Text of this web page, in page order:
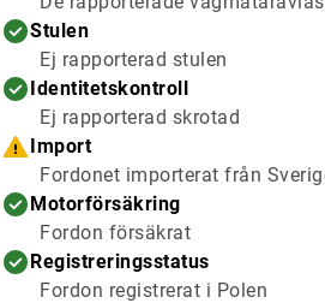
Stulen
Ej rapporterad stulen
Identitetskontroll
Ej rapporterad skrotad
Import
Fordonet importerat från
Motorförsäkring
Fordon försäkrat
Registreringsstatus
Fordon registrerat i Polen